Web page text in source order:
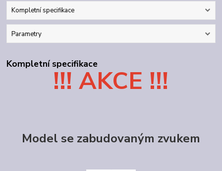
Kompletní specifikace
Parametry
Kompletní specifikace
!!! AKCE !!!
Model se zabudovaným zvukem